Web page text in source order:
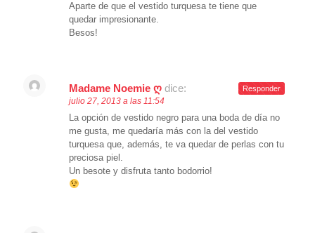
Aparte de que el vestido turquesa te tiene que
quedar impresionante.
Besos!
Madame Noemie ღ dice:
julio 27, 2013 a las 11:54
La opción de vestido negro para una boda de día no
me gusta, me quedaría más con la del vestido
turquesa que, además, te va quedar de perlas con tu
preciosa piel.
Un besote y disfruta tanto bodorrio!
Responder